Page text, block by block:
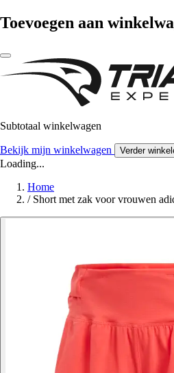
Toevoegen aan
Subtotaal winkelwagen
Bekijk mijn winkelwagen Verder
Loading...
Home
/ Short met zak voor vrouwen